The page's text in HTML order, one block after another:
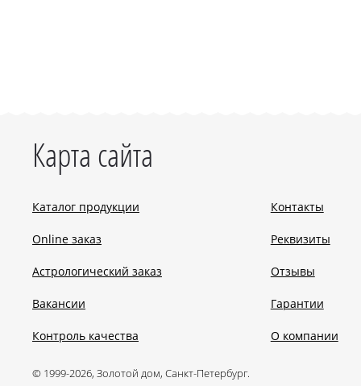
Карта сайта
Каталог продукции
Online заказ
Астрологический заказ
Вакансии
Контроль качества
Контакты
Реквизиты
Отзывы
Гарантии
О компании
© 1999-2026, Золотой дом, Санкт-Петербург.